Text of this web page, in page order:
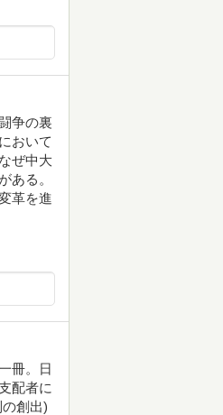
争の裏
おいて
ぜ中大
ある。
革を進
冊。日
配者に
創出)